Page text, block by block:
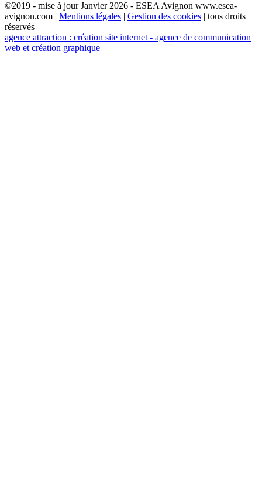
©2019 - mise à jour Janvier 2026 - ESEA Avignon www.esea-
avignon.com | Mentions légales | Gestion des cookies | tous droits
réservés
agence attraction : création site internet - agence de communication
web et création graphique